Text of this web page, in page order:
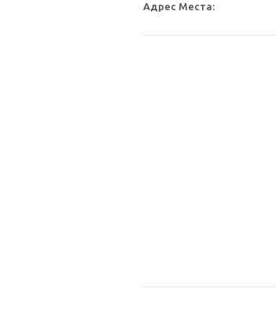
Адрес Места: